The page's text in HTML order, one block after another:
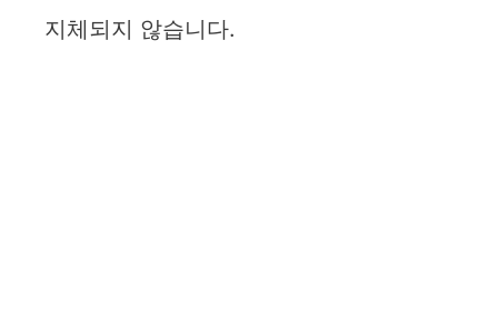
지체되지 않습니다.